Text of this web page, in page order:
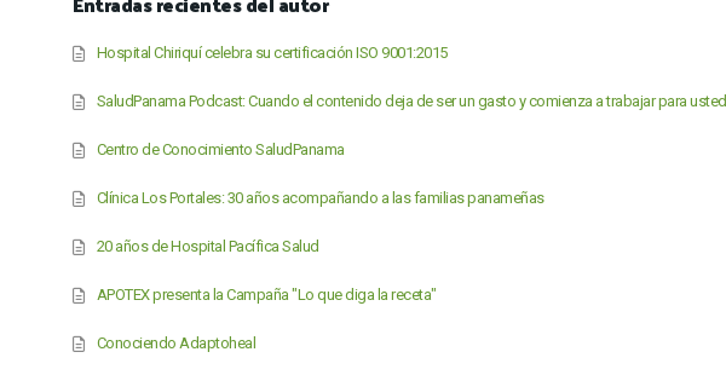
Hospital Chiriquí celebra su certificación ISO 9001:2015
SaludPanama Podcast: Cuando el contenido deja de ser un gasto y comienza a trabajar para usted
Centro de Conocimiento SaludPanama
Clínica Los Portales: 30 años acompañando a las familias panameñas
20 años de Hospital Pacífica Salud
APOTEX presenta la Campaña "Lo que diga la receta"
Conociendo Adaptoheal